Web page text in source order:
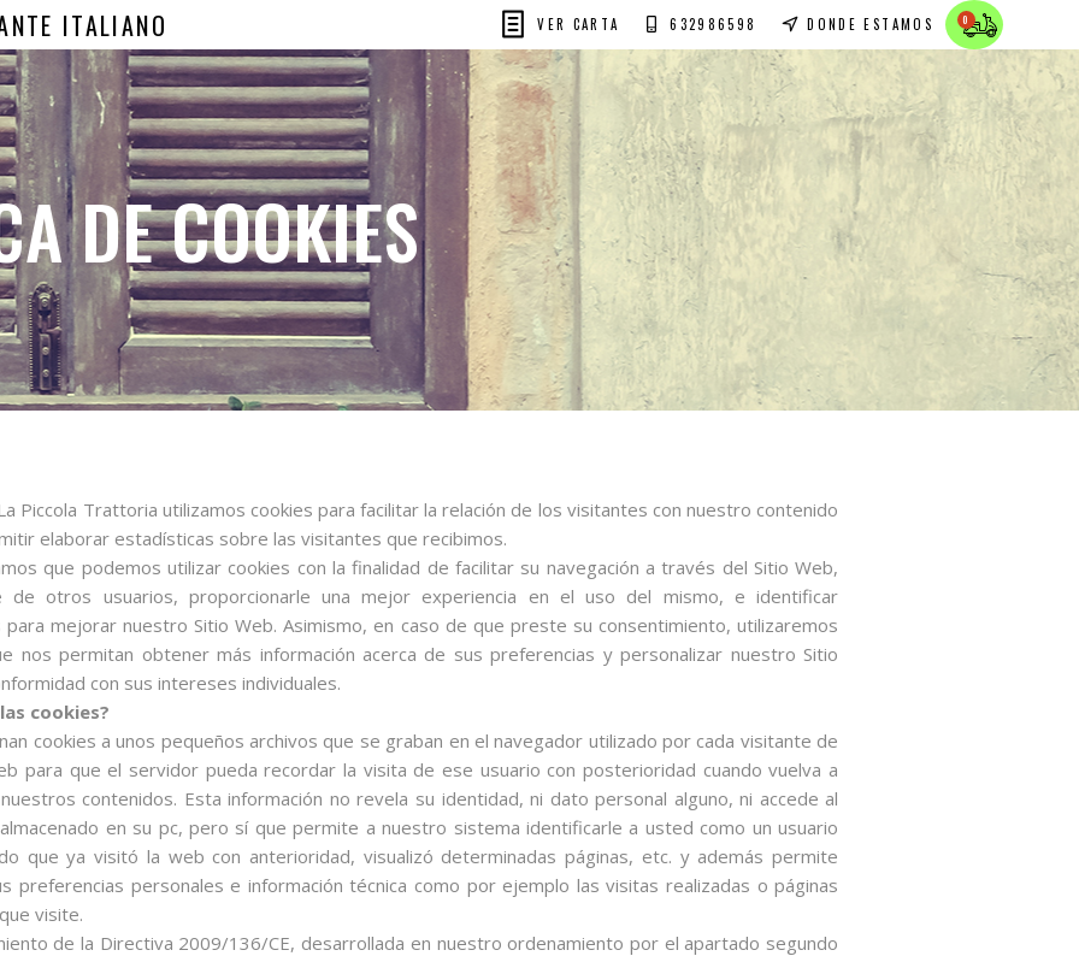
ITALIANO VER CARTA 632986598 DONDE ESTAMOS 0
ES NECESARIO UN PEDIDO MÍNIMO DE 20€
DE COOKIES
Piccola Trattoria utilizamos cookies para facilitar la relación de los visitantes con nuestro contenido
elaborar estadísticas sobre las visitantes que recibimos.
que podemos utilizar cookies con la finalidad de facilitar su navegación a través del Sitio Web,
de otros usuarios, proporcionarle una mejor experiencia en el uso del mismo, e identificar
para mejorar nuestro Sitio Web. Asimismo, en caso de que preste su consentimiento, utilizaremos
nos permitan obtener más información acerca de sus preferencias y personalizar nuestro Sitio
con sus intereses individuales.
cookies?
cookies a unos pequeños archivos que se graban en el navegador utilizado por cada visitante de
para que el servidor pueda recordar la visita de ese usuario con posterioridad cuando vuelva a
contenidos. Esta información no revela su identidad, ni dato personal alguno, ni accede al
en su pc, pero sí que permite a nuestro sistema identificarle a usted como un usuario
que ya visitó la web con anterioridad, visualizó determinadas páginas, etc. y además permite
preferencias personales e información técnica como por ejemplo las visitas realizadas o páginas
visite.
de la Directiva 2009/136/CE, desarrollada en nuestro ordenamiento por el apartado segundo